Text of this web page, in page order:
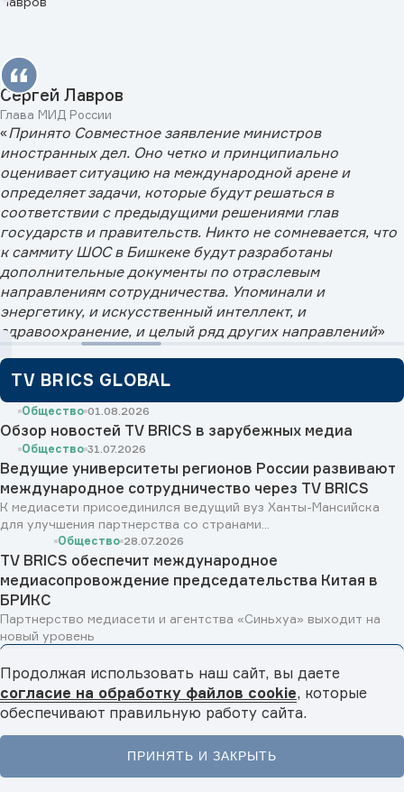
Главная Новости Видео Подкасты Меню
Сергей Лавров
Глава МИД России
«Принято Совместное заявление министров
иностранных дел. Оно четко и принципиально
оценивает ситуацию на международной арене и
определяет задачи, которые будут решаться в
соответствии с предыдущими решениями глав
государств и правительств. Никто не сомневается, что
к саммиту ШОС в Бишкеке будут разработаны
дополнительные документы по отраслевым
направлениям сотрудничества. Упоминали и
энергетику, и искусственный интеллект, и
здравоохранение, и целый ряд других направлений»
TV BRICS GLOBAL
Общество 01.08.2026
Обзор новостей TV BRICS в зарубежных медиа
Общество 31.07.2026
Ведущие университеты регионов России развивают
международное сотрудничество через TV BRICS
К медиасети присоединился ведущий вуз Ханты-Мансийска
для улучшения партнерства со странами...
Общество 28.07.2026
TV BRICS обеспечит международное
медиасопровождение председательства Китая в
БРИКС
Партнерство медиасети и агентства «Синьхуа» выходит на
новый уровень
BRICS ANALYTICS
Продолжая использовать наш сайт, вы даете
согласие на обработку файлов cookie, которые
обеспечивают правильную работу сайта.
ПРИНЯТЬ И ЗАКРЫТЬ